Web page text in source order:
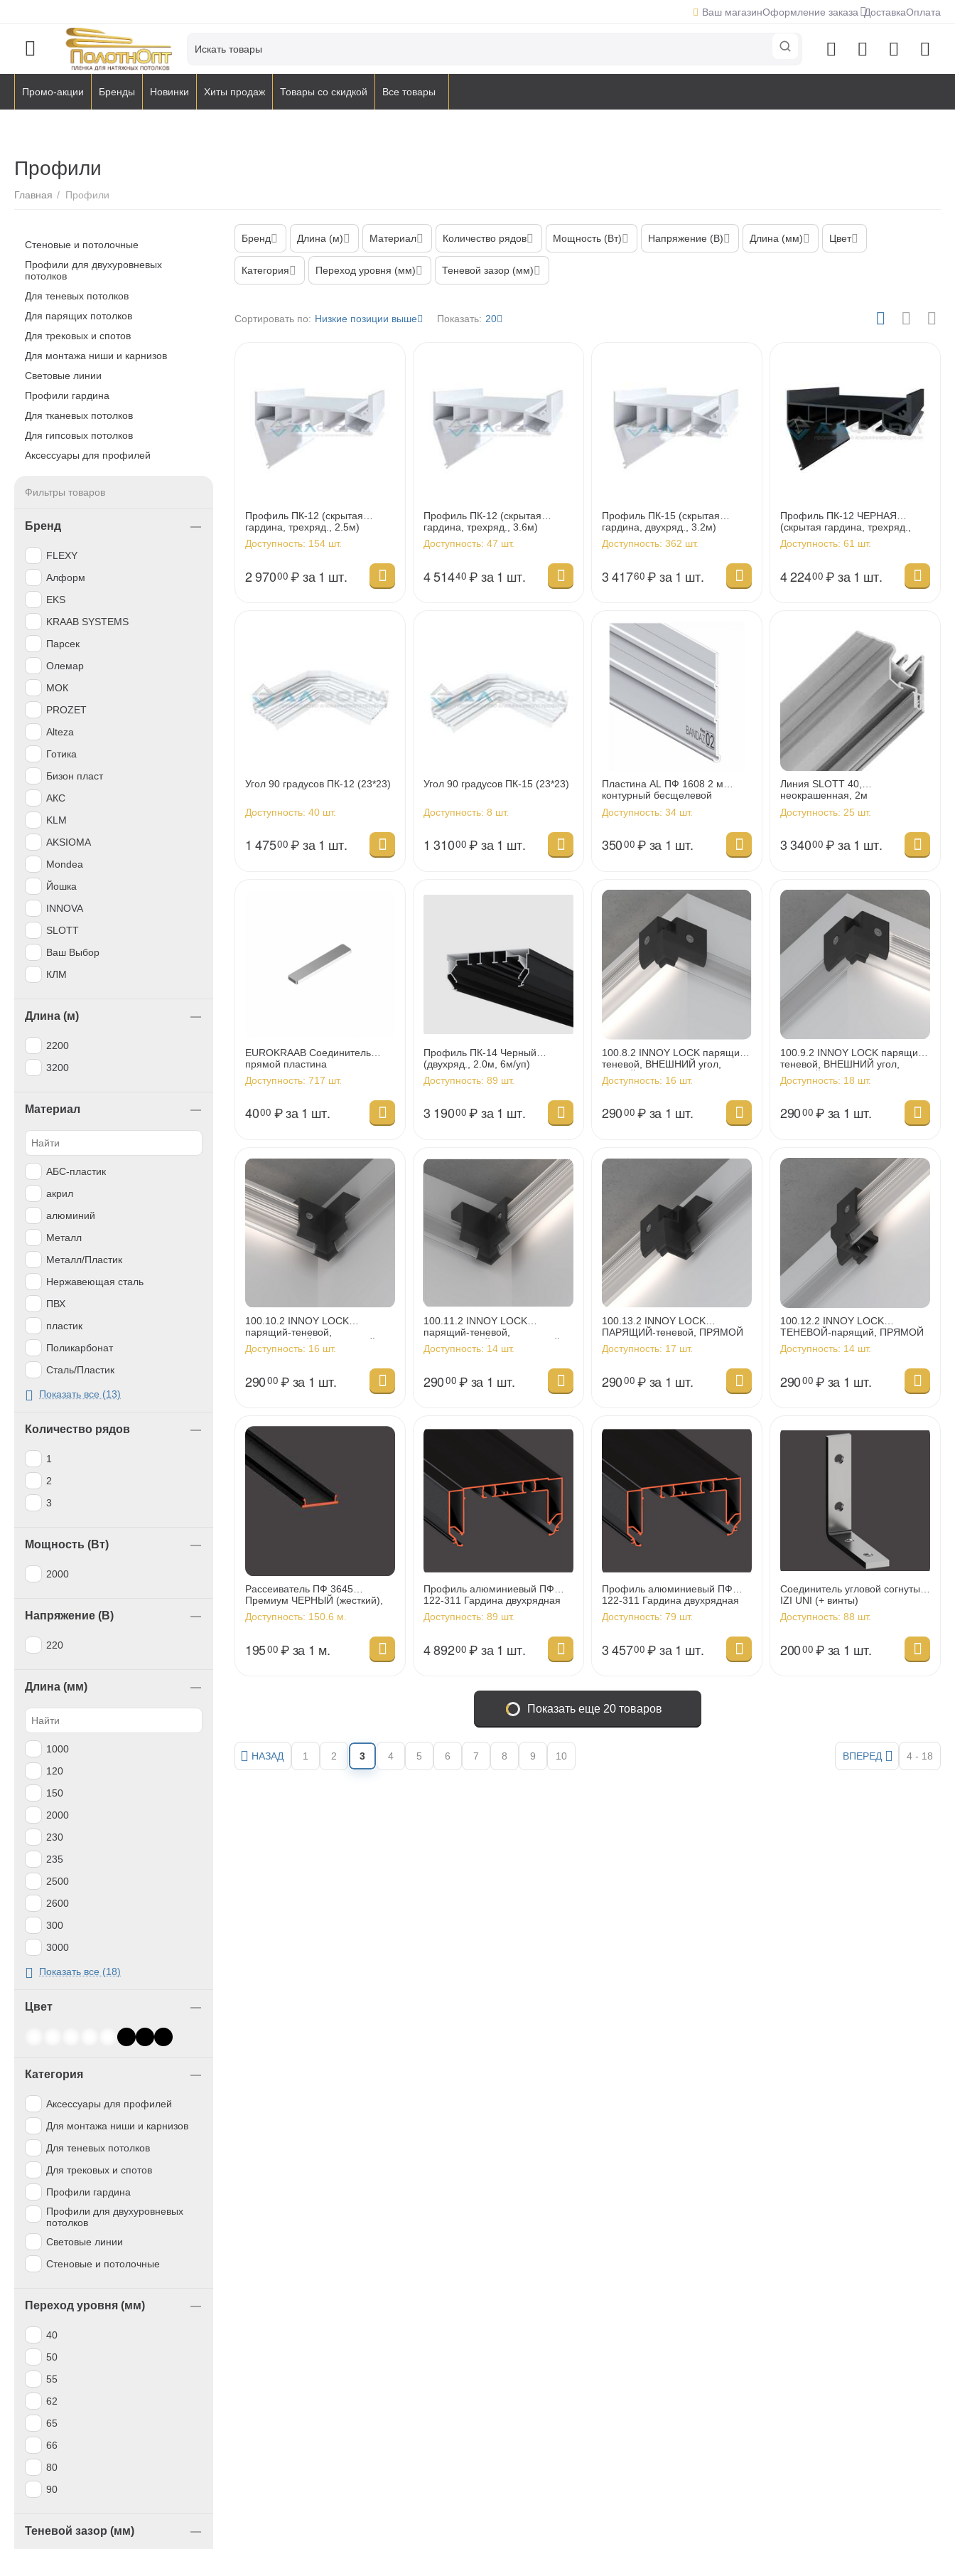
Ваш магазинОформление заказа ДоставкаОплата
Промо-акции Бренды Новинки Хиты продаж Товары со скидкой Все товары
Профили
Главная / Профили
Бренд Длина (м) Материал Количество рядов Мощность (Вт) Напряжение (В) Длина (мм) Цвет
Категория Переход уровня (мм) Теневой зазор (мм)
Сортировать по: Низкие позиции выше Показать: 20
Профиль ПК-12 (скрытая
гардина, трехряд., 2.5м)
Доступность: 154 шт.
2 97000 ₽за 1 шт.
Профиль ПК-12 (скрытая
гардина, трехряд., 3.6м)
Доступность: 47 шт.
4 51440 ₽за 1 шт.
Профиль ПК-15 (скрытая
гардина, двухряд., 3.2м)
Доступность: 362 шт.
3 41760 ₽за 1 шт.
Профиль ПК-12 ЧЕРНАЯ
(скрытая гардина, трехряд.,
3.2м)
Доступность: 61 шт.
4 22400 ₽за 1 шт.
Угол 90 градусов ПК-12 (23*23)
Доступность: 40 шт.
1 47500 ₽за 1 шт.
Угол 90 градусов ПК-15 (23*23)
Доступность: 8 шт.
1 31000 ₽за 1 шт.
Пластина AL ПФ 1608 2 м
контурный бесщелевой
Доступность: 34 шт.
35000 ₽за 1 шт.
Линия SLOTT 40,
неокрашенная, 2м
Доступность: 25 шт.
3 34000 ₽за 1 шт.
EUROKRAAB Соединитель
прямой пластина
Доступность: 717 шт.
4000 ₽за 1 шт.
Профиль ПК-14 Черный
(двухряд., 2.0м, 6м/уп)
Доступность: 89 шт.
3 19000 ₽за 1 шт.
100.8.2 INNOY LOCK парящий-
теневой, ВНЕШНИЙ угол,
ЛЕВЫЙ, черный
Доступность: 16 шт.
29000 ₽за 1 шт.
100.9.2 INNOY LOCK парящий-
теневой, ВНЕШНИЙ угол,
ПРАВЫЙ, черный
Доступность: 18 шт.
29000 ₽за 1 шт.
100.10.2 INNOY LOCK
парящий-теневой,
ВНУТРЕННИЙ угол, ЛЕВЫЙ,
черный
Доступность: 16 шт.
29000 ₽за 1 шт.
100.11.2 INNOY LOCK
парящий-теневой,
ВНУТРЕННИЙ угол, ПРАВЫЙ,
черный
Доступность: 14 шт.
29000 ₽за 1 шт.
100.13.2 INNOY LOCK
ПАРЯЩИЙ-теневой, ПРЯМОЙ
соединитель
Доступность: 17 шт.
29000 ₽за 1 шт.
100.12.2 INNOY LOCK
ТЕНЕВОЙ-парящий, ПРЯМОЙ
соединитель
Доступность: 14 шт.
29000 ₽за 1 шт.
Рассеиватель ПФ 3645
Премиум ЧЕРНЫЙ (жесткий),
1.5см (50м/уп), SCREEN14
Доступность: 150.6 м.
19500 ₽за 1 м.
Профиль алюминиевый ПФ
122-311 Гардина двухрядная
(GARDINA2 05), черная, 3.2м
Доступность: 89 шт.
4 89200 ₽за 1 шт.
Профиль алюминиевый ПФ
122-311 Гардина двухрядная
(GARDINA2 05), черная, 2.2м
Доступность: 79 шт.
3 45700 ₽за 1 шт.
Соединитель угловой согнутый
IZI UNI (+ винты)
Доступность: 88 шт.
20000 ₽за 1 шт.
Показать еще 20 товаров
НАЗАД 1 2 3 4 5 6 7 8 9 10 ВПЕРЕД 4 - 18
Стеновые и потолочные
Профили для двухуровневых
потолков
Для теневых потолков
Для парящих потолков
Для трековых и спотов
Для монтажа ниши и карнизов
Световые линии
Профили гардина
Для тканевых потолков
Для гипсовых потолков
Аксессуары для профилей
Фильтры товаров
Бренд
FLEXY
Алформ
EKS
KRAAB SYSTEMS
Парсек
Олемар
МОК
PROZET
Alteza
Готика
Бизон пласт
АКС
KLM
AKSIOMA
Mondea
Йошка
INNOVA
SLOTT
Ваш Выбор
КЛМ
Длина (м)
2200
3200
Материал
АБС-пластик
акрил
алюминий
Металл
Металл/Пластик
Нержавеющая сталь
ПВХ
пластик
Поликарбонат
Сталь/Пластик
Термопластичный каучук
черный
Показать все (13)
Количество рядов
1
2
3
Мощность (Вт)
2000
Напряжение (В)
220
Длина (мм)
1000
120
150
2000
230
235
2500
2600
300
3000
3200
4
69
75
80
Показать все (18)
Цвет
Категория
Аксессуары для профилей
Для монтажа ниши и карнизов
Для теневых потолков
Для трековых и спотов
Профили гардина
Профили для двухуровневых
потолков
Световые линии
Стеновые и потолочные
Переход уровня (мм)
40
50
55
62
65
66
80
90
Теневой зазор (мм)